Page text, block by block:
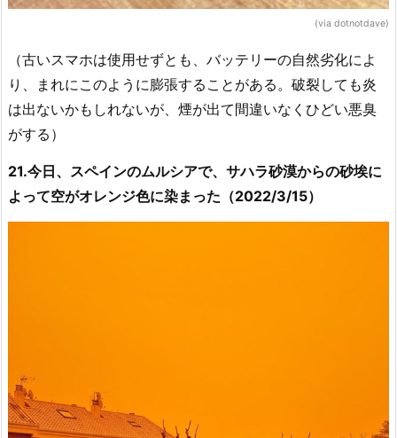
(via dotnotdave)
（古いスマホは使用せずとも、バッテリーの自然劣化によ
り、まれにこのように膨張することがある。破裂しても炎
は出ないかもしれないが、煙が出て間違いなくひどい悪臭
がする）
21.今日、スペインのムルシアで、サハラ砂漠からの砂埃に
よって空がオレンジ色に染まった（2022/3/15）